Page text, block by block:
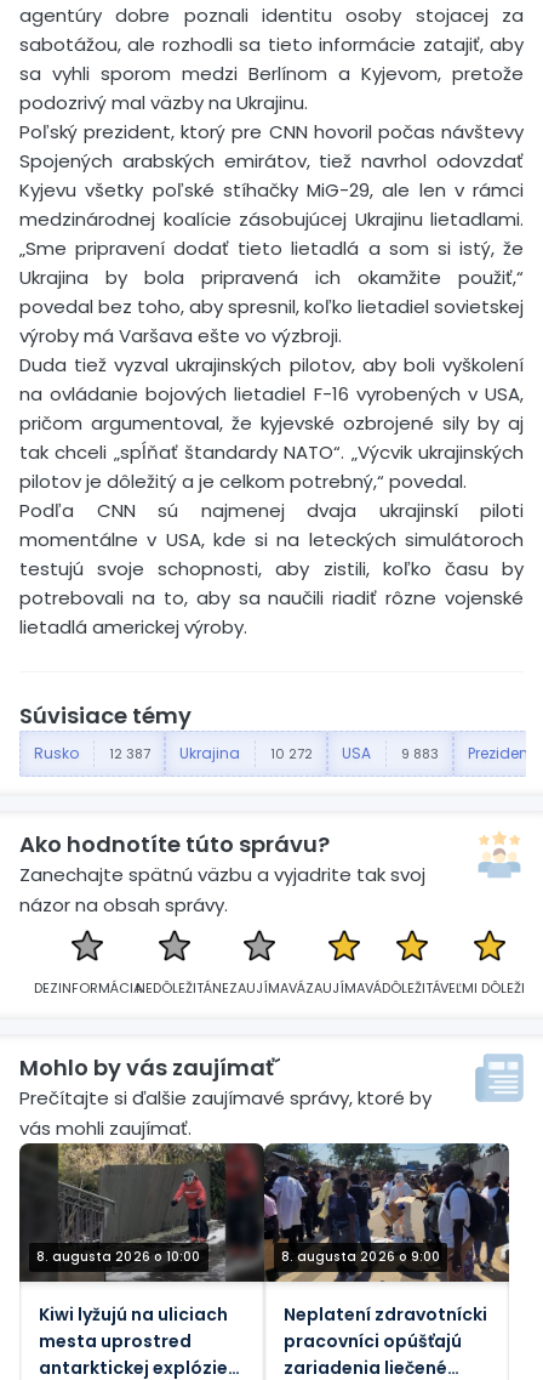
agentúry dobre poznali identitu osoby stojacej za
sabotážou, ale rozhodli sa tieto informácie zatajiť, aby
sa vyhli sporom medzi Berlínom a Kyjevom, pretože
podozrivý mal väzby na Ukrajinu.
Poľský prezident, ktorý pre CNN hovoril počas návštevy
Spojených arabských emirátov, tiež navrhol odovzdať
Kyjevu všetky poľské stíhačky MiG-29, ale len v rámci
medzinárodnej koalície zásobujúcej Ukrajinu lietadlami.
„Sme pripravení dodať tieto lietadlá a som si istý, že
Ukrajina by bola pripravená ich okamžite použiť,“
povedal bez toho, aby spresnil, koľko lietadiel sovietskej
výroby má Varšava ešte vo výzbroji.
Duda tiež vyzval ukrajinských pilotov, aby boli vyškolení
na ovládanie bojových lietadiel F-16 vyrobených v USA,
pričom argumentoval, že kyjevské ozbrojené sily by aj
tak chceli „spĺňať štandardy NATO“. „Výcvik ukrajinských
pilotov je dôležitý a je celkom potrebný,“ povedal.
Podľa CNN sú najmenej dvaja ukrajinskí piloti
momentálne v USA, kde si na leteckých simulátoroch
testujú svoje schopnosti, aby zistili, koľko času by
potrebovali na to, aby sa naučili riadiť rôzne vojenské
lietadlá americkej výroby.
Súvisiace témy
Rusko 12 387 Ukrajina 10 272 USA 9 883 Prezident
Ako hodnotíte túto správu?
Zanechajte spätnú väzbu a vyjadrite tak svoj
názor na obsah správy.
DEZINFORMÁCIANEDÔLEŽITÁNEZAUJÍMAVÁZAUJÍMAVÁDÔLEŽITÁVEĽMI DÔLEŽITÁ
Mohlo by vás zaujímať´
Prečítajte si ďalšie zaujímavé správy, ktoré by
vás mohli zaujímať.
8. augusta 2026 o 10:00
Kiwi lyžujú na uliciach
mesta uprostred
antarktickej explózie
8. augusta 2026 o 9:00
Neplatení zdravotnícki
pracovníci opúšťajú
zariadenia liečené